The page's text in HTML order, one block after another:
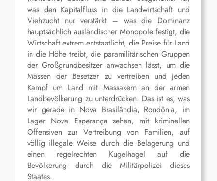
was den Kapitalfluss in die Landwirtschaft und
Viehzucht nur verstärkt – was die Dominanz
hauptsächlich ausländischer Monopole festigt, die
Wirtschaft extrem entstaatlicht, die Preise für Land
in die Höhe treibt, die paramilitärischen Gruppen
der Großgrundbesitzer anwachsen lässt, um die
Massen der Besetzer zu vertreiben und jeden
Kampf um Land mit Massakern an der armen
Landbevölkerung zu unterdrücken. Das ist es, was
wir gerade in Nova Brasilândia, Rondônia, im
Lager Nova Esperança sehen, mit kriminellen
Offensiven zur Vertreibung von Familien, auf
völlig illegale Weise durch die Belagerung und
einen regelrechten Kugelhagel auf die
Bevölkerung durch die Militärpolizei dieses
Staates.